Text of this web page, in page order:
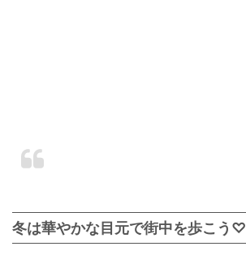
冬は華やかな目元で街中を歩こう♡